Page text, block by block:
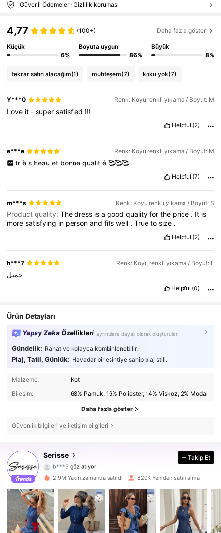
Güvenli Ödemeler · Gizlilik koruması
4,77 (100+) Daha fazla göster
Küçük
6%
Boyuta uygun
86%
Büyük
8%
tekrar satın alacağım(1) muhteşem(7) koku yok(7)
Y***0 Renk: Koyu renkli yıkama / Boyut: M
Love it -supersatisfied !!!
Helpful (2)
e***e Renk: Koyu renkli yıkama / Boyut: M
tr è s beau et bonne qualit é 🥰🥰🥰
Helpful (7)
m***s Renk: Koyu renkli yıkama / Boyut: S
Product quality:Thedress isagoodqualityforthe price . It is
moresatisfying in personandfitswell .Truetosize .
Helpful (2)
h***7 Renk: Koyu renkli yıkama / Boyut: L
جميل
Helpful (0)
Ürün Detayları
Yapay Zeka Özellikleri ayrıntılara dayalı olarak oluşturulan
Gündelik: Rahat ve kolayca kombinlenebilir.
Plaj, Tatil, Günlük: Havadar bir esintiye sahip plaj stili.
Malzeme:
Kot
Bileşim:
68% Pamuk, 16% Poliester, 14% Viskoz, 2% Modal
Daha fazla göster
Güvenlik bilgileri ve iletişim bilgileri
Serisse
b***5
göz atıyor
4,72
497K Takipçiler
4,72 497K Takipçiler
4,72 497K Takipçiler
Takip Et
2.9M Yakın zamanda satıldı 820K Yeniden satın alma